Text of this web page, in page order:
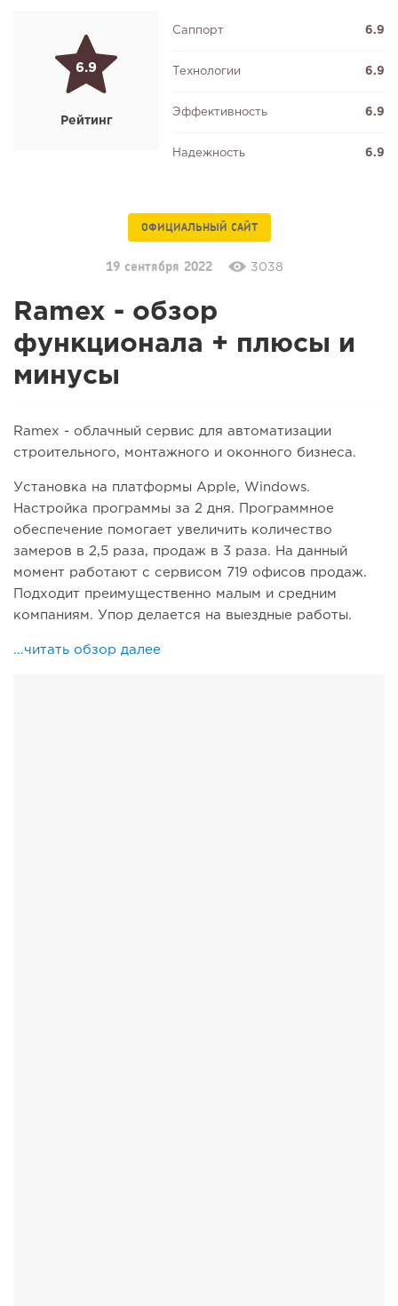
6.9
Рейтинг
Саппорт 6.9
Технологии 6.9
Эффективность 6.9
Надежность 6.9
ОФИЦИАЛЬНЫЙ САЙТ
19 сентября 2022 3038
Ramex - обзор
функционала + плюсы и
минусы
Ramex - облачный сервис для автоматизации
строительного, монтажного и оконного бизнеса.
Установка на платформы Apple, Windows.
Настройка программы за 2 дня. Программное
обеспечение помогает увеличить количество
замеров в 2,5 раза, продаж в 3 раза. На данный
момент работают с сервисом 719 офисов продаж.
Подходит преимущественно малым и средним
компаниям. Упор делается на выездные работы.
...читать обзор далее